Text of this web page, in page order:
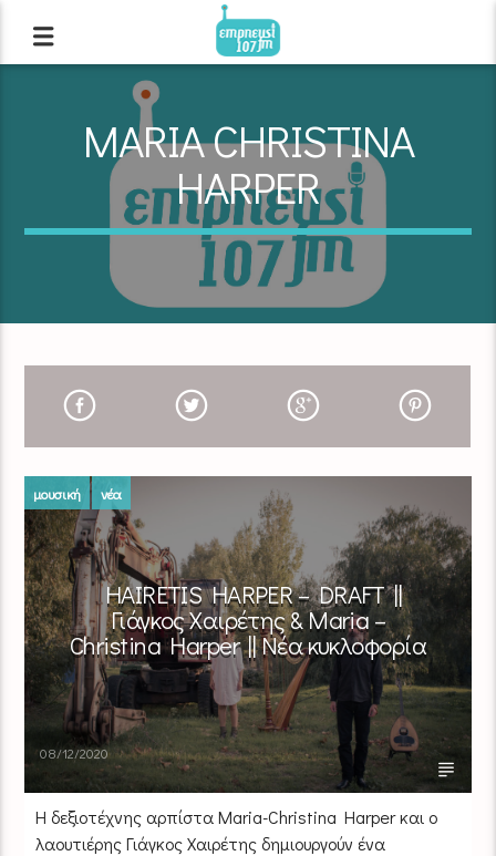
MARIA CHRISTINA
HARPER
μουσική νέα
HAIRETIS HARPER – DRAFT ||
Γιάγκος Χαιρέτης & Maria –
Christina Harper || Νέα κυκλοφορία
08/12/2020
Η δεξιοτέχνης αρπίστα Maria-Christina Harper και ο
λαουτιέρης Γιάγκος Χαιρέτης δημιουργούν ένα